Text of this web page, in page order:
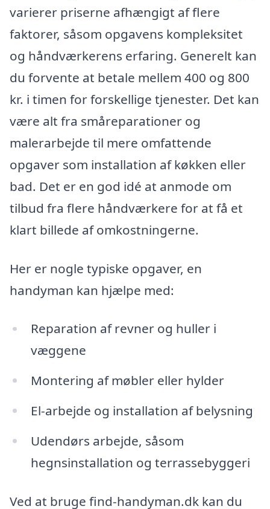
varierer priserne afhængigt af flere
faktorer, såsom opgavens kompleksitet
og håndværkerens erfaring. Generelt kan
du forvente at betale mellem 400 og 800
kr. i timen for forskellige tjenester. Det kan
være alt fra småreparationer og
malerarbejde til mere omfattende
opgaver som installation af køkken eller
bad. Det er en god idé at anmode om
tilbud fra flere håndværkere for at få et
klart billede af omkostningerne.
Her er nogle typiske opgaver, en
handyman kan hjælpe med:
Reparation af revner og huller i
væggene
Montering af møbler eller hylder
El-arbejde og installation af belysning
Udendørs arbejde, såsom
hegnsinstallation og terrassebyggeri
Ved at bruge find-handyman.dk kan du